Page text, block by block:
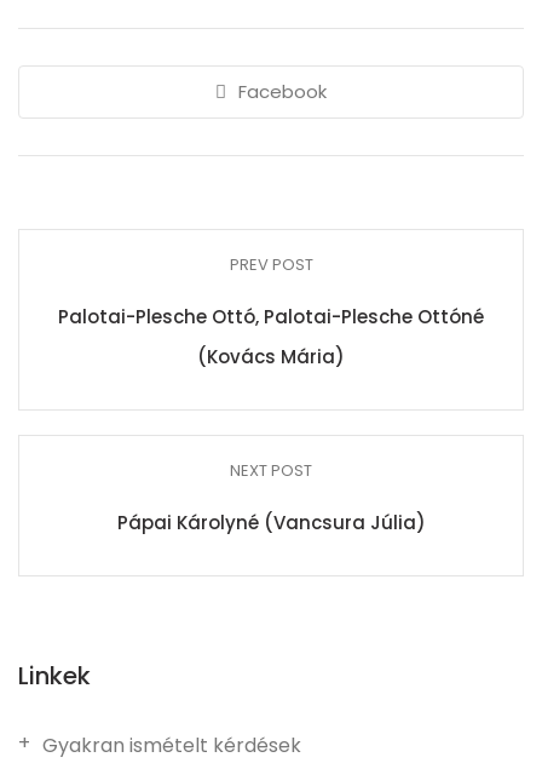
Facebook
PREV POST
Palotai-Plesche Ottó, Palotai-Plesche Ottóné
(Kovács Mária)
NEXT POST
Pápai Károlyné (Vancsura Júlia)
Linkek
Gyakran ismételt kérdések